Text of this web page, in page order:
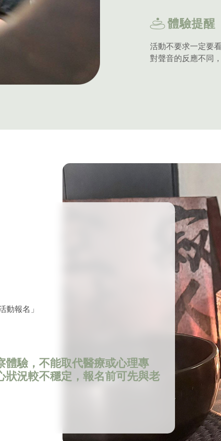
體驗提醒
活動不要求一定要
對聲音的反應不同
動報名」
體驗，不能取代醫療或心理專
狀況較不穩定，報名前可先與老